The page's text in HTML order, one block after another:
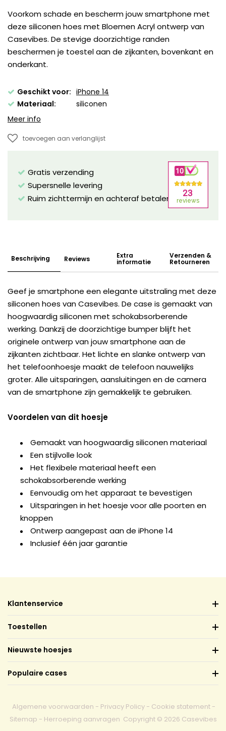
Voorkom schade en bescherm jouw smartphone met
deze siliconen hoes met Bloemen Acryl ontwerp van
Casevibes. De stevige doorzichtige randen
beschermen je toestel aan de zijkanten, bovenkant en
onderkant.
Geschikt voor: iPhone 14
Materiaal:
siliconen
Meer info
toevoegen aan verlanglijst
Gratis verzending
Supersnelle levering
Ruim zichttermijn en achteraf betalen mogelijk!
Beschrijving Reviews Extra
informatie
Verzenden &
Retourneren
Geef je smartphone een elegante uitstraling met deze
siliconen hoes van Casevibes. De case is gemaakt van
hoogwaardig siliconen met schokabsorberende
werking. Dankzij de doorzichtige bumper blijft het
originele ontwerp van jouw smartphone aan de
zijkanten zichtbaar. Het lichte en slanke ontwerp van
het telefoonhoesje maakt de telefoon nauwelijks
groter. Alle uitsparingen, aansluitingen en de camera
van de smartphone zijn gemakkelijk te gebruiken.
Voordelen van dit hoesje
Gemaakt van hoogwaardig siliconen materiaal
Een stijlvolle look
Het flexibele materiaal heeft een
schokabsorberende werking
Eenvoudig om het apparaat te bevestigen
Uitsparingen in het hoesje voor alle poorten en
knoppen
Ontwerp aangepast aan de iPhone 14
Inclusief één jaar garantie
Klantenservice
Toestellen
Nieuwste hoesjes
Populaire cases
Algemene voorwaarden - Privacy Policy - Cookie statement -
Sitemap - Herroeping aanvragen Copyright © 2026 Casevibes